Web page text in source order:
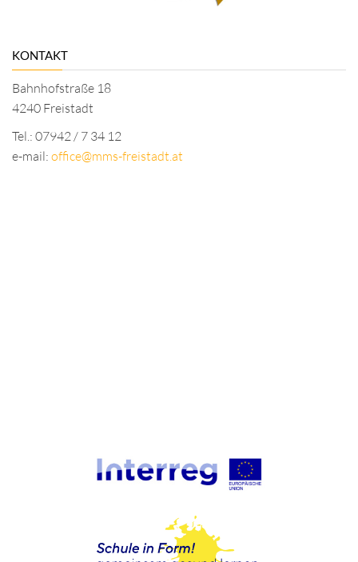
KONTAKT
Bahnhofstraße 18
4240 Freistadt
Tel.: 07942 / 7 34 12
e-mail: office@mms-freistadt.at